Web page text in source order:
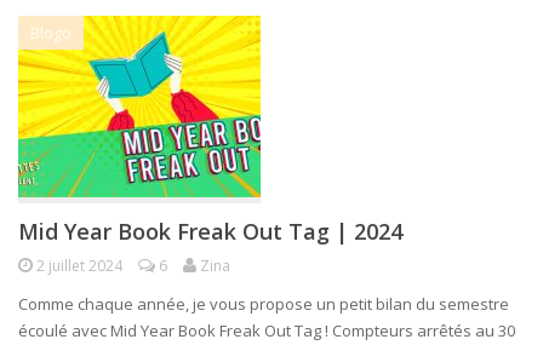
Blogo
Mid Year Book Freak Out Tag | 2024
2 juillet 2024 6 Zina
Comme chaque année, je vous propose un petit bilan du semestre
écoulé avec Mid Year Book Freak Out Tag ! Compteurs arrêtés au 30